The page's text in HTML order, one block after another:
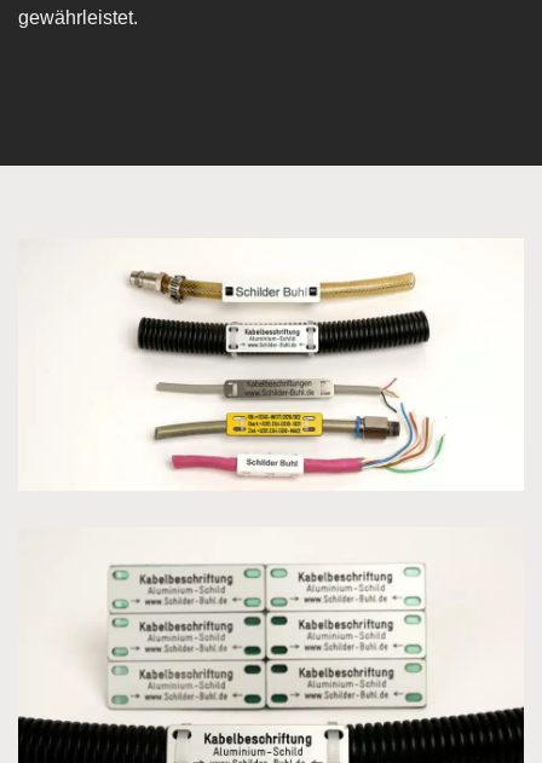
gewährleistet.